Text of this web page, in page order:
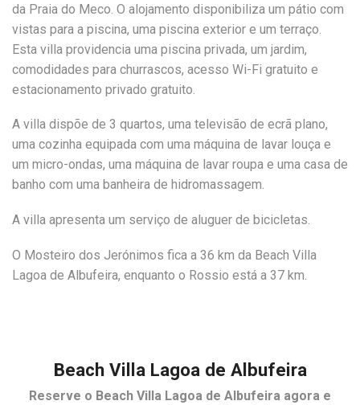
da Praia do Meco. O alojamento disponibiliza um pátio com
vistas para a piscina, uma piscina exterior e um terraço.
Esta villa providencia uma piscina privada, um jardim,
comodidades para churrascos, acesso Wi-Fi gratuito e
estacionamento privado gratuito.
A villa dispõe de 3 quartos, uma televisão de ecrã plano,
uma cozinha equipada com uma máquina de lavar louça e
um micro-ondas, uma máquina de lavar roupa e uma casa de
banho com uma banheira de hidromassagem.
A villa apresenta um serviço de aluguer de bicicletas.
O Mosteiro dos Jerónimos fica a 36 km da Beach Villa
Lagoa de Albufeira, enquanto o Rossio está a 37 km.
Beach Villa Lagoa de Albufeira
Reserve o Beach Villa Lagoa de Albufeira agora e